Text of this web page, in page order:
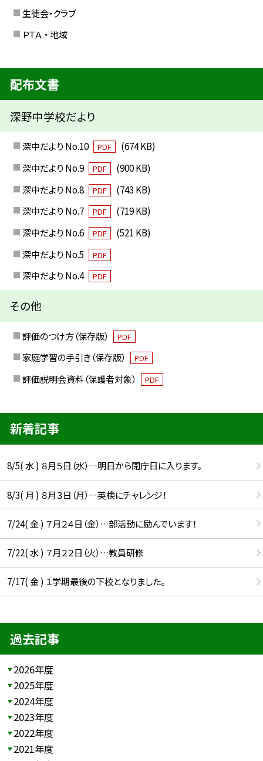
生徒会・クラブ
ＰＴＡ ・ 地域
配布文書
深野中学校だより
深中だより No.10 PDF
(674 KB)
深中だより No.9
PDF
(900 KB)
深中だより No.8
PDF
(743 KB)
深中だより No.7
PDF
(719 KB)
深中だより No.6
PDF
(521 KB)
深中だより No.5
PDF
深中だより No.4 PDF
その他
評価のつけ方（保存版） PDF
家庭学習の手引き（保存版） PDF
評価説明会資料（保護者対象） PDF
新着記事
8/5( 水 ) ８月５日（水）…明日から閉庁日に入ります。
8/3( 月 ) ８月３日（月）…英検にチャレンジ！
7/24( 金 ) ７月２４日（金）…部活動に励んでいます！
7/22( 水 ) ７月２２日（火）…教員研修
7/17( 金 ) １学期最後の下校となりました。
過去記事
2026年度
2025年度
2024年度
2023年度
2022年度
2021年度